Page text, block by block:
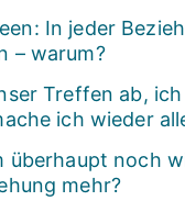
In jeder
– warum?
Treffen ab,
ich wieder
überhaupt noch
mehr?